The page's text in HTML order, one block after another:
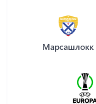
Марсашлокк